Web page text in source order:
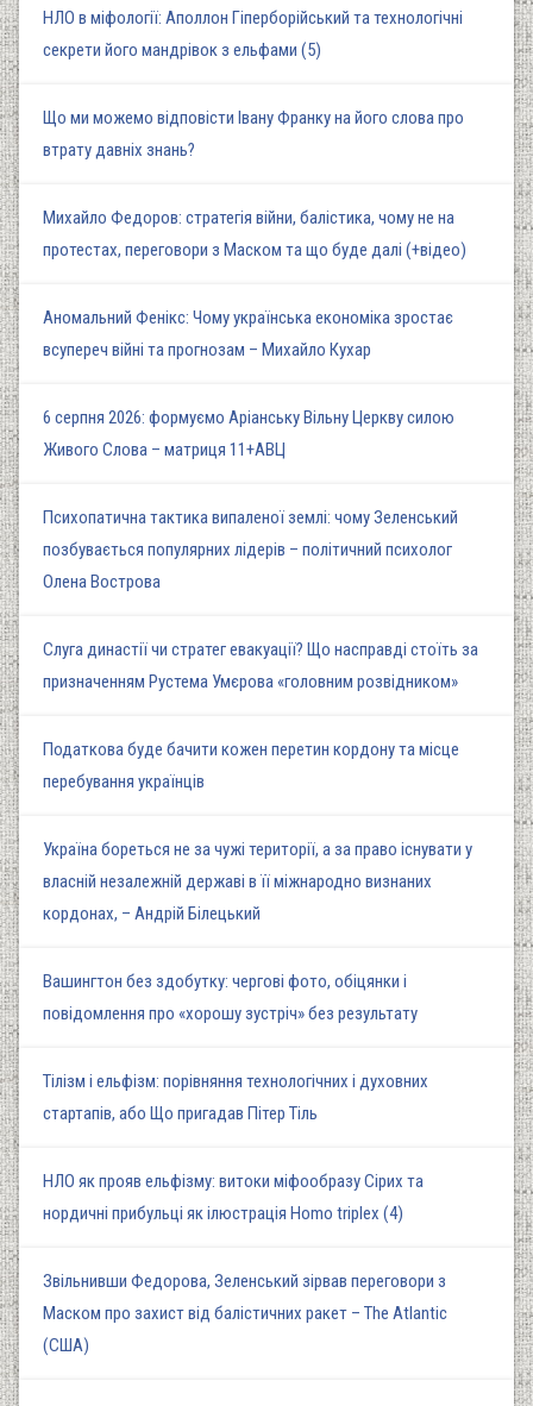
НЛО в міфології: Аполлон Гіперборійський та технологічні
секрети його мандрівок з ельфами (5)
Що ми можемо відповісти Івану Франку на його слова про
втрату давніх знань?
Михайло Федоров: стратегія війни, балістика, чому не на
протестах, переговори з Маском та що буде далі (+відео)
Аномальний Фенікс: Чому українська економіка зростає
всупереч війні та прогнозам – Михайло Кухар
6 серпня 2026: формуємо Аріанську Вільну Церкву силою
Живого Слова – матриця 11+АВЦ
Психопатична тактика випаленої землі: чому Зеленський
позбувається популярних лідерів – політичний психолог
Олена Вострова
Слуга династії чи стратег евакуації? Що насправді стоїть за
призначенням Рустема Умєрова «головним розвідником»
Податкова буде бачити кожен перетин кордону та місце
перебування українців
Україна бореться не за чужі території, а за право існувати у
власній незалежній державі в її міжнародно визнаних
кордонах, – Андрій Білецький
Вашингтон без здобутку: чергові фото, обіцянки і
повідомлення про «хорошу зустріч» без результату
Тілізм і ельфізм: порівняння технологічних і духовних
стартапів, або Що пригадав Пітер Тіль
НЛО як прояв ельфізму: витоки міфообразу Сірих та
нордичні прибульці як ілюстрація Homo triplex (4)
Звільнивши Федорова, Зеленський зірвав переговори з
Маском про захист від балістичних ракет – The Atlantic
(США)